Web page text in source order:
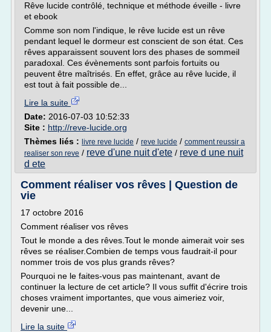
Rêve lucide contrôlé, technique et méthode éveille - livre
et ebook
Comme son nom l'indique, le rêve lucide est un rêve
pendant lequel le dormeur est conscient de son état. Ces
rêves apparaissent souvent lors des phases de sommeil
paradoxal. Ces évènements sont parfois fortuits ou
peuvent être maîtrisés. En effet, grâce au rêve lucide, il
est tout à fait possible de...
Lire la suite
Date: 2016-07-03 10:52:33
Site : http://reve-lucide.org
Thèmes liés : livre reve lucide / reve lucide / comment reussir a
realiser son reve / reve d'une nuit d'ete / reve d une nuit
d ete
Comment réaliser vos rêves | Question de
vie
17 octobre 2016
Comment réaliser vos rêves
Tout le monde a des rêves.Tout le monde aimerait voir ses
rêves se réaliser.Combien de temps vous faudrait-il pour
nommer trois de vos plus grands rêves?
Pourquoi ne le faites-vous pas maintenant, avant de
continuer la lecture de cet article? Il vous suffit d'écrire trois
choses vraiment importantes, que vous aimeriez voir,
devenir une...
Lire la suite